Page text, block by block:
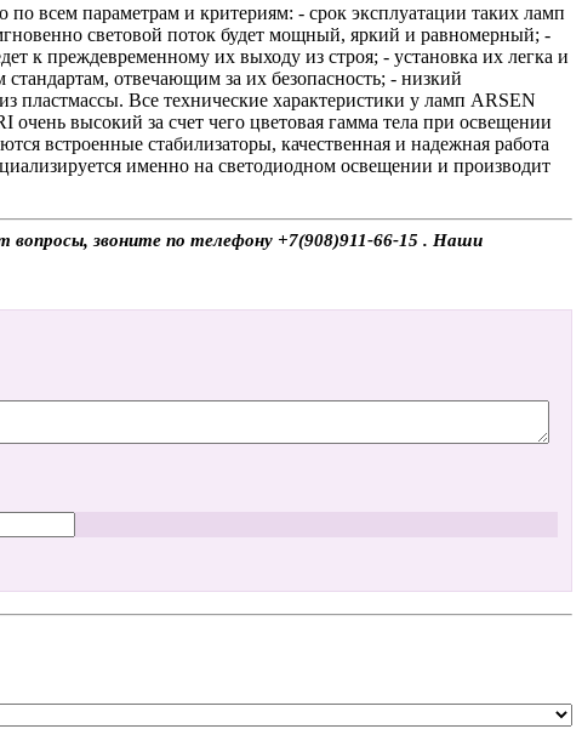
всем параметрам и критериям: - срок эксплуатации таких ламп
световой поток будет мощный, яркий и равномерный; -
к преждевременному их выходу из строя; - установка их легка и
отвечающим за их безопасность; - низкий
пластмассы. Все технические характеристики у ламп ARSEN
очень высокий за счет чего цветовая гамма тела при освещении
встроенные стабилизаторы, качественная и надежная работа
именно на светодиодном освещении и производит
вопросы, звоните по телефону +7(908)911-66-15 . Наши